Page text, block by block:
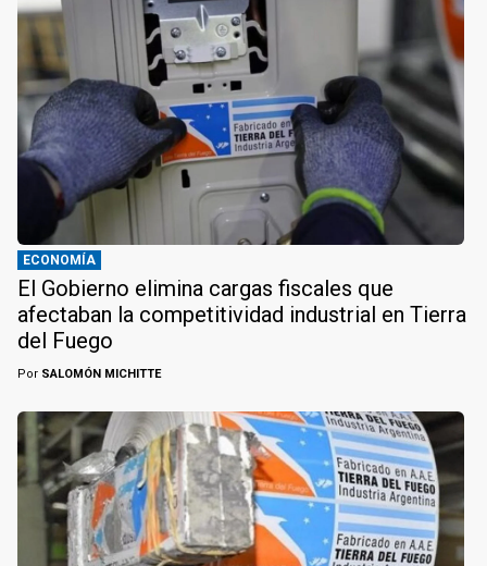
ECONOMÍA
El Gobierno elimina cargas fiscales que
afectaban la competitividad industrial en Tierra
del Fuego
Por SALOMÓN MICHITTE